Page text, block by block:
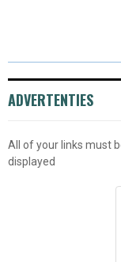
ADVERTENTIES
All of your links must
displayed